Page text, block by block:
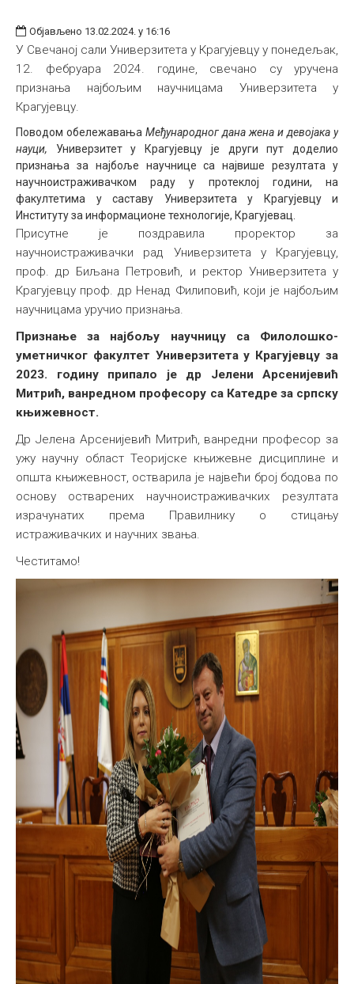
Објављено 13.02.2024. у 16:16
У Свечаној сали Универзитета у Крагујевцу у понедељак,
12. фебруара 2024. године, свечано су уручена
признања најбољим научницама Универзитета у
Крагујевцу.
Поводом обележавања Међународног дана жена и девојака у
науци, Универзитет у Крагујевцу је други пут доделио
признања за најбоље научнице са највише резултата у
научноистраживачком раду у протеклој години, на
факултетима у саставу Универзитета у Крагујевцу и
Институту за информационе технологије, Крагујевац.
Присутне је поздравила проректор за
научноистраживачки рад Универзитета у Крагујевцу,
проф. др Биљана Петровић, и ректор Универзитета у
Крагујевцу проф. др Ненад Филиповић, који је најбољим
научницама уручио признања.
Признање за најбољу научницу са Филолошко-
уметничког факултет Универзитета у Крагујевцу за
2023. годину припало је др Јелени Арсенијевић
Митрић, ванредном професору са Катедре за српску
књижевност.
Др Јеленa Арсенијевић Митрић, ванредни професор за
ужу научну област Теоријске књижевне дисциплине и
општа књижевност, остварила је највећи број бодова по
основу остварених научноистраживачких резултата
израчунатих према Правилнику о стицању
истраживачких и научних звања.
Честитамо!